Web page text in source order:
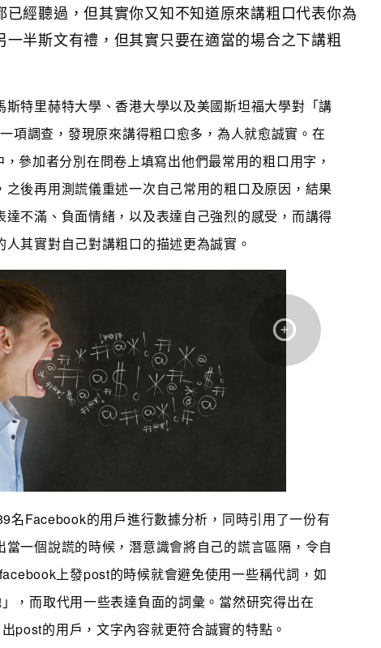
已經聽過，但其實你又知不知道原來講粗口代表你為
半斯文有禮，但其實只要在適當的場合之下講粗
特里赫特大學、香港大學以及美國斯坦福大學對「講
項調查，發現原來講得粗口愈多，為人就愈誠實。在
參加者分別在問卷上填寫出他們最常用的粗口用字，
之後再用測謊儀重述一次自己常用的粗口及原因，結果
不滿、負面情緒，以及表達自己強烈的感受，而講得
人其實對自己對講粗口的描述更為誠實。
名Facebook的用戶進行數據分析，同時引用了一份有
一個說謊的時候，潛意識會將自己的謊言區隔，令自
上發post的時候就會避免使用一些稱代詞，如
」，而取代用一些表達負面的詞彙。當然研究得出在
post的用戶，文字內容就更符合誠實的特點。